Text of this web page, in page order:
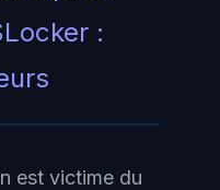
:
est victime du